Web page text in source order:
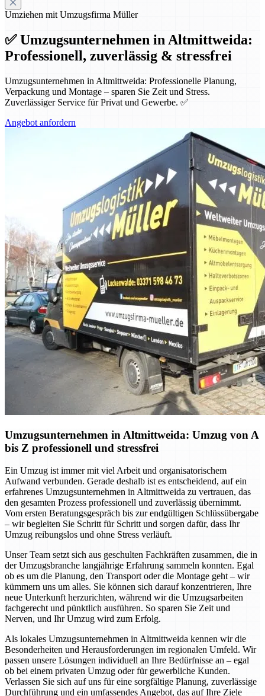
Umziehen mit Umzugsfirma Müller
✅ Umzugsunternehmen in Altmittweida:
Professionell, zuverlässig & stressfrei
Umzugsunternehmen in Altmittweida: Professionelle Planung,
Verpackung und Montage – sparen Sie Zeit und Stress.
Zuverlässiger Service für Privat und Gewerbe. ✅
Angebot anfordern
Umzugsunternehmen in Altmittweida: Umzug von A
bis Z professionell und stressfrei
Ein Umzug ist immer mit viel Arbeit und organisatorischem
Aufwand verbunden. Gerade deshalb ist es entscheidend, auf ein
erfahrenes Umzugsunternehmen in Altmittweida zu vertrauen, das
den gesamten Prozess professionell und zuverlässig übernimmt.
Vom ersten Beratungsgespräch bis zur endgültigen Schlüssübergabe
– wir begleiten Sie Schritt für Schritt und sorgen dafür, dass Ihr
Umzug reibungslos und ohne Stress verläuft.
Unser Team setzt sich aus geschulten Fachkräften zusammen, die in
der Umzugsbranche langjährige Erfahrung sammeln konnten. Egal
ob es um die Planung, den Transport oder die Montage geht – wir
kümmern uns um alles. Sie können sich darauf konzentrieren, Ihre
neue Unterkunft herzurichten, während wir die Umzugsarbeiten
fachgerecht und pünktlich ausführen. So sparen Sie Zeit und
Nerven, und Ihr Umzug wird zum Erfolg.
Als lokales Umzugsunternehmen in Altmittweida kennen wir die
Besonderheiten und Herausforderungen im regionalen Umfeld. Wir
passen unsere Lösungen individuell an Ihre Bedürfnisse an – egal
ob bei einem privaten Umzug oder für gewerbliche Kunden.
Verlassen Sie sich auf uns für eine sorgfältige Planung, zuverlässige
Durchführung und ein umfassendes Angebot, das auf Ihre Ziele